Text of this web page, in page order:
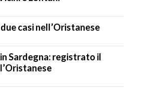
casi nell’Oristanese
Sardegna: registrato il